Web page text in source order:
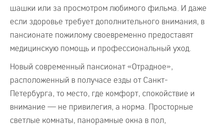
шашки или за просмотром любимого фильма. И даже
если здоровье требует дополнительного внимания, в
пансионате пожилому своевременно предоставят
медицинскую помощь и профессиональный уход.
Новый современный пансионат «Отрадное»,
расположенный в получасе езды от Санкт-
Петербурга, то место, где комфорт, спокойствие и
внимание — не привилегия, а норма. Просторные
светлые комнаты, панорамные окна в пол,